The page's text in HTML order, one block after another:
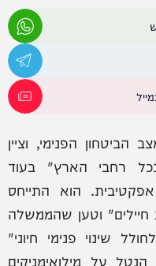
הפנימי, וציין
רחבי הארץ" בעוד
הוא התייחס
וטען שהממשלה
שינוי פנימי חיוני"
על מילואימניקים